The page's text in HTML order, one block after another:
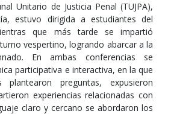
Unitario de Justicia Penal (TUJPA),
estuvo dirigida a estudiantes del
que más tarde se impartió
vespertino, logrando abarcar a la
En ambas conferencias se
participativa e interactiva, en la que
preguntas, expusieron
experiencias relacionadas con
claro y cercano se abordaron los